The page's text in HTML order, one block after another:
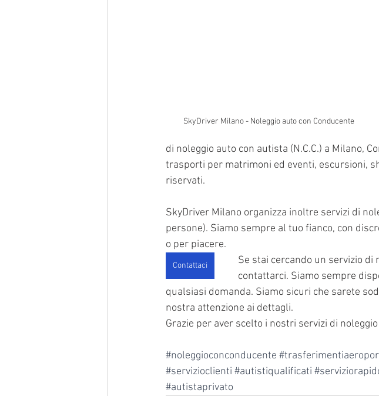
SkyDriver Milano - Noleggio auto con Conducente
di noleggio auto con autista (N.C.C.) a Milano,
trasporti per matrimoni ed eventi, escursioni,
riservati.
SkyDriver Milano organizza inoltre servizi di
persone). Siamo sempre al tuo fianco, con
o per piacere.
Contattaci
Se stai cercando un servizio di
contattarci. Siamo sempre
qualsiasi domanda. Siamo sicuri che sarete
nostra attenzione ai dettagli.
Grazie per aver scelto i nostri servizi di
#noleggioconconducente
#servizioclienti #autistiqualificati
#autistaprivato